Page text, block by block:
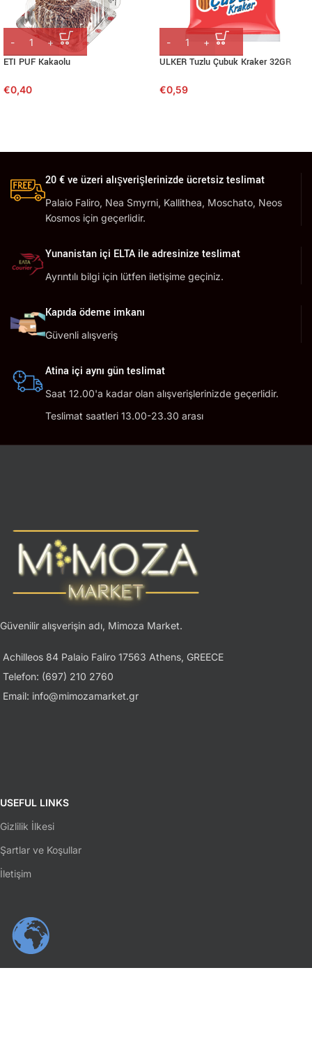
ETI PUF Kakaolu
€0,40
ULKER Tuzlu Çubuk Kraker 32GR
€0,59
20 € ve üzeri alışverişlerinizde ücretsiz teslimat
Palaio Faliro, Nea Smyrni, Kallithea, Moschato, Neos
Kosmos için geçerlidir.
Yunanistan içi ELTA ile adresinize teslimat
Ayrıntılı bilgi için lütfen iletişime geçiniz.
Kapıda ödeme imkanı
Güvenli alışveriş
Atina içi aynı gün teslimat
Saat 12.00'a kadar olan alışverişlerinizde geçerlidir.
Teslimat saatleri 13.00-23.30 arası
Güvenilir alışverişin adı, Mimoza Market.
Achilleos 84 Palaio Faliro 17563 Athens, GREECE
Telefon: (697) 210 2760
Email: info@mimozamarket.gr
USEFUL LINKS
Gizlilik İlkesi
Şartlar ve Koşullar
İletişim